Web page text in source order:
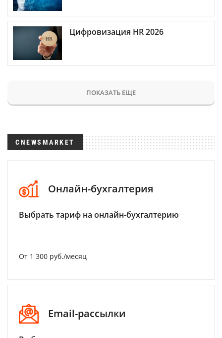
Цифровизация HR 2026
ПОКАЗАТЬ ЕЩЕ
CNEWSMARKET
Онлайн-бухгалтерия
Выбрать тариф на онлайн-бухгалтерию
От 1 300 руб./месяц
Email-рассылки